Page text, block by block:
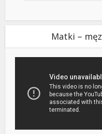
Matki –